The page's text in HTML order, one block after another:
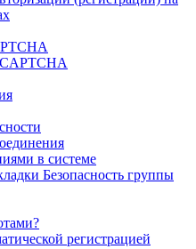
в системе
Безопасность группы
регистрацией